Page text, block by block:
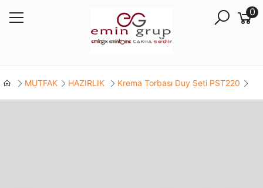
0
MUTFAK HAZIRLIK Krema Torbası Duy Seti PST220